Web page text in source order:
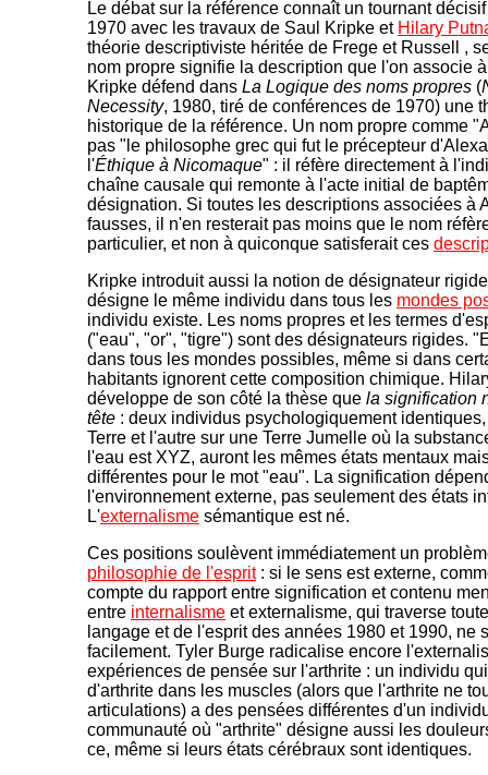
Le débat sur la référence connaît un tournant
1970 avec les travaux de Saul Kripke et Hilary
théorie descriptiviste héritée de Frege et Russell ,
nom propre signifie la description que l'on associe
Kripke défend dans La Logique des noms propres (
Necessity, 1980, tiré de conférences de 1970) une
historique de la référence. Un nom propre comme
pas "le philosophe grec qui fut le précepteur
l'Éthique à Nicomaque" : il réfère directement à
chaîne causale qui remonte à l'acte initial de
désignation. Si toutes les descriptions associées à
fausses, il n'en resterait pas moins que le nom
particulier, et non à quiconque satisferait ces
Kripke introduit aussi la notion de désignateur
désigne le même individu dans tous les mondes
individu existe. Les noms propres et les termes
("eau", "or", "tigre") sont des désignateurs rigides.
dans tous les mondes possibles, même si dans
habitants ignorent cette composition chimique.
développe de son côté la thèse que la signification
tête : deux individus psychologiquement
Terre et l'autre sur une Terre Jumelle où la
l'eau est XYZ, auront les mêmes états mentaux
différentes pour le mot "eau". La signification
l'environnement externe, pas seulement des états
L'externalisme sémantique est né.
Ces positions soulèvent immédiatement un
philosophie de l'esprit: si le sens est externe,
compte du rapport entre signification et contenu
entre internalisme et externalisme, qui traverse
langage et de l'esprit des années 1980 et 1990, ne
facilement. Tyler Burge radicalise encore
expériences de pensée sur l'arthrite : un individu
d'arthrite dans les muscles (alors que l'arthrite ne
articulations) a des pensées différentes d'un
communauté où "arthrite" désigne aussi les
ce, même si leurs états cérébraux sont identiques.